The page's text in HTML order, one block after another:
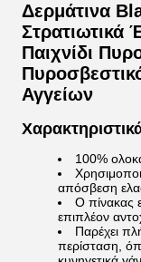
Δερμάτινα
Στρατιωτικά
Παιχνίδι
Αγγείων
100%
απόσβεση
Ο πίνακας
επιπλέον
Παρέχει
περίσταση,